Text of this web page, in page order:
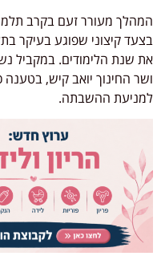
המהלך מעורר זעם בקרב
בצעד קיצוני שפוגע בעיקר
את שנת הלימודים. במקביל
ושר החינוך יואב קיש,
למניעת ההשבתה.